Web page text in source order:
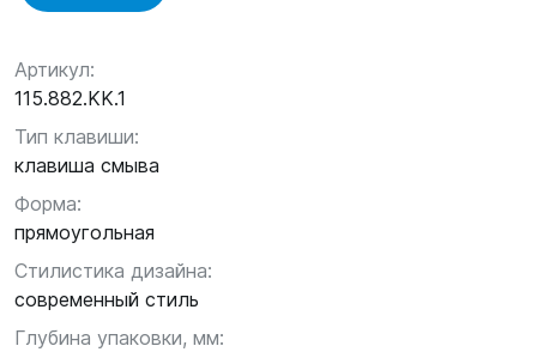
Артикул:
115.882.KK.1
Тип клавиши:
клавиша смыва
Форма:
прямоугольная
Стилистика дизайна:
современный стиль
Глубина упаковки, мм: